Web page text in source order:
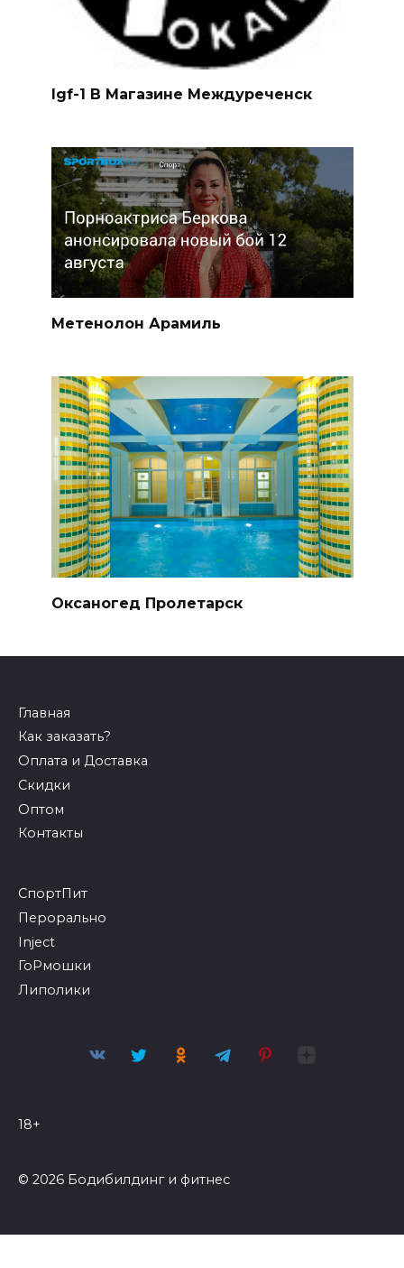
Igf-1 В Магазине Междуреченск
Метенолон Арамиль
Оксаногед Пролетарск
Главная
Как заказать?
Оплата и Доставка
Скидки
Оптом
Контакты
СпортПит
Перорально
Inject
ГоРмошки
Липолики
18+
© 2026 Бодибилдинг и фитнес